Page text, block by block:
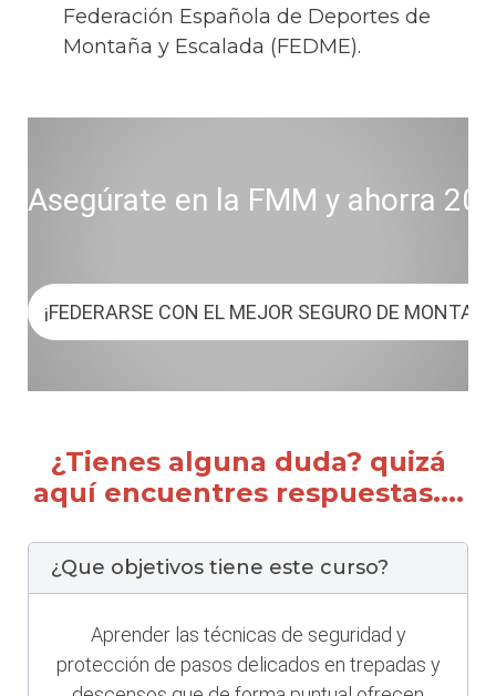
Federación Española de Deportes de
Montaña y Escalada (FEDME).
Asegúrate en la FMM y ahorra
¡FEDERARSE CON EL MEJOR SEGURO DE
¿Tienes alguna duda? quizá
aquí encuentres respuestas....
¿Que objetivos tiene este curso?
Aprender las técnicas de seguridad y
protección de pasos delicados en trepadas y